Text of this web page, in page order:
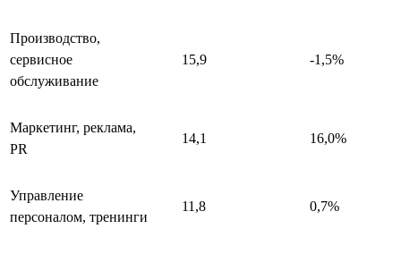
Производство,
сервисное
обслуживание
15,9 -1,5%
Маркетинг, реклама,
PR
14,1 16,0%
Управление
персоналом, тренинги
11,8 0,7%